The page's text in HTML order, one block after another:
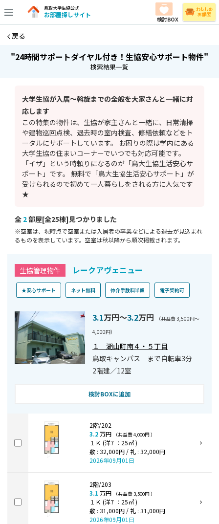
鳥取大学生協公式
お部屋探しサイト
検討BOX
戻る
"24時間サポートダイヤル付き！生協安心サポート物件"
検索結果一覧
大学生協が入居～斡旋までの全般を大家さんと一緒に対
応します
この特集の物件は、生協が家主さんと一緒に、日常清掃
や建物巡回点検、退去時の室内検査、修繕依頼などをト
ータルにサポートしています。 お困りの際は学内にある
大学生協の住まいコーナーでいつでも対応可能です。
「イザ」という時頼りになるのが「鳥大生協生活安心サ
ポート」です。 無料で「鳥大生協生活安心サポート」が
受けられるので初めて一人暮らしをされる方に人気です
★
全 2部屋[全25棟]⾒つかりました
※空室は、現時点で空室または⼊居者の卒業などによる退去が⾒込まれ
るものを表⽰しています。空室は秋以降から順次掲載されます。
生協管理物件 レークアヴェニュー
★安心サポート ネット無料 仲介手数料半額 電子契約可
3.1万円〜3.2万円
（共益費 3,500円〜
4,000円）
１ 湖山町南４・５丁目
鳥取キャンパス まで自転車3分
2階建／12室
検討BOXに追加
2階/202
3.2万円 （共益費 4,000円 ）
１Ｋ (洋7 ：25㎡ )
敷 : 32,000円 / 礼 : 32,000円
2026年09月01日
2階/203
3.1万円 （共益費 3,500円 ）
１Ｋ (洋7 ：25㎡ )
敷 : 31,000円 / 礼 : 31,000円
2026年09月01日